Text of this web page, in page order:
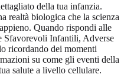
della tua infanzia.
realtà biologica che la scienza
Quando rispondi alle
Sfavorevoli Infantili, Adverse
ricordando dei momenti
su come gli eventi della
salute a livello cellulare.